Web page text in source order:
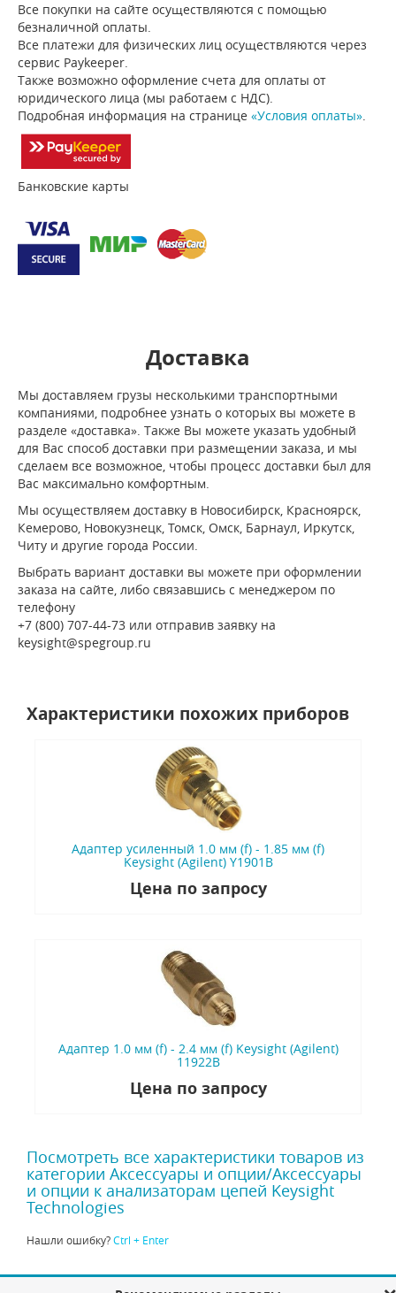
Все покупки на сайте осуществляются с помощью
безналичной оплаты.
Все платежи для физических лиц осуществляются через
сервис Paykeeper.
Также возможно оформление счета для оплаты от
юридического лица (мы работаем с НДС).
Подробная информация на странице «Условия оплаты».
Банковские карты
Доставка
Мы доставляем грузы несколькими транспортными
компаниями, подробнее узнать о которых вы можете в
разделе «доставка». Также Вы можете указать удобный
для Вас способ доставки при размещении заказа, и мы
сделаем все возможное, чтобы процесс доставки был для
Вас максимально комфортным.
Мы осуществляем доставку в Новосибирск, Красноярск,
Кемерово, Новокузнецк, Томск, Омск, Барнаул, Иркутск,
Читу и другие города России.
Выбрать вариант доставки вы можете при оформлении
заказа на сайте, либо связавшись с менеджером по
телефону
+7 (800) 707-44-73 или отправив заявку на
keysight@spegroup.ru
Характеристики похожих приборов
Адаптер усиленный 1.0 мм (f) - 1.85 мм (f)
Keysight (Agilent) Y1901B
Цена по запросу
Адаптер 1.0 мм (f) - 2.4 мм (f) Keysight (Agilent)
11922B
Цена по запросу
Посмотреть все характеристики товаров из
категории Аксессуары и опции/Аксессуары
и опции к анализаторам цепей Keysight
Technologies
Нашли ошибку?Ctrl + Enter